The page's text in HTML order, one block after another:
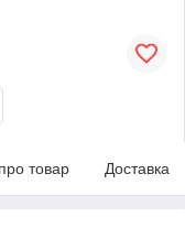
товар Доставка